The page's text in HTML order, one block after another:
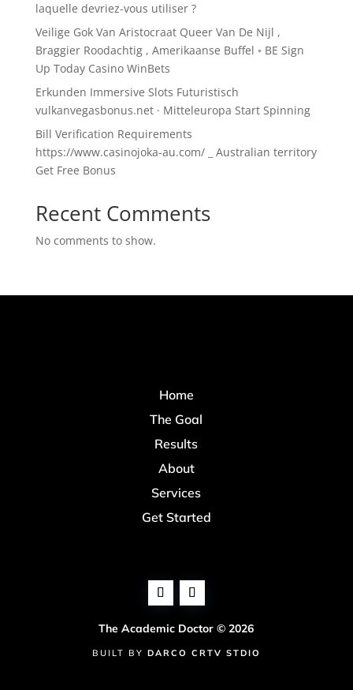
laquelle devriez-vous utiliser ?
Veilige Gok Van Aristocraat Queer Van De Nijl ,
Braggier Roodachtig , Amerikaanse Buffel ◦ BE Sign
Up Today Casino WinBets
Erkunden Immersive Slots Futuristisch
vulkanvegasbonus.net · Mitteleuropa Start Spinning
Bill Verification Requirements
https://www.casinojoka-au.com/ _ Australian territory
Get Free Bonus
Recent Comments
No comments to show.
Home
The Goal
Results
About
Services
Get Started
The Academic Doctor © 2026
BUILT BY DARCO CRTV STDIO